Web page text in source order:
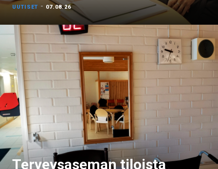
UUTISET - 07.08.26
Terveysaseman tiloista